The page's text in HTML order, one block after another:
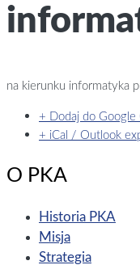
na kierunku informatyka
+ Dodaj do Google
+ iCal / Outlook
O PKA
Historia PKA
Misja
Strategia